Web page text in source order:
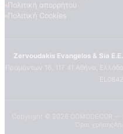
Πολιτική απορρήτου
Πολιτική Cookies
Zervoudakis Evangelos & Sia E.E.